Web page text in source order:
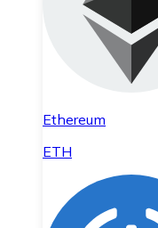
Ethereum
ETH